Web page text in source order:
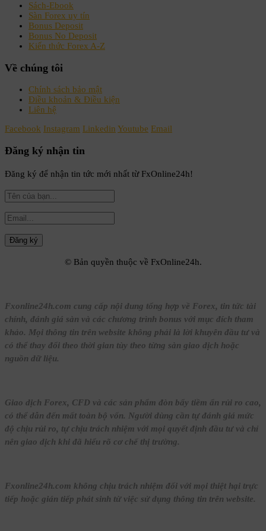
Sách-Ebook
Sàn Forex uy tín
Bonus Deposit
Bonus No Deposit
Kiến thức Forex A-Z
Về chúng tôi
Chính sách bảo mật
Điều khoản & Điều kiện
Liên hệ
Facebook Instagram Linkedin Youtube Email
Đăng ký nhận tin
Đăng ký để nhận tin tức mới nhất từ FxOnline24h!
© Bản quyền thuộc về FxOnline24h.
Fxonline24h.com cung cấp nội dung tổng hợp về Forex, tin tức tài
chính, đánh giá sàn và các chương trình bonus với mục đích tham
khảo. Mọi thông tin trên website không phải là lời khuyên đầu tư và
có thể thay đổi theo thời gian tùy theo từng sàn giao dịch hoặc
nguồn dữ liệu.
Giao dịch Forex, CFD và các sản phẩm đòn bẩy tiềm ẩn rủi ro cao,
có thể dẫn đến mất toàn bộ vốn. Người dùng cần tự đánh giá mức
độ chịu rủi ro, tự chịu trách nhiệm với mọi quyết định đầu tư và chỉ
nên giao dịch khi đã hiểu rõ cơ chế thị trường.
Fxonline24h.com không chịu trách nhiệm đối với mọi thiệt hại trực
tiếp hoặc gián tiếp phát sinh từ việc sử dụng thông tin trên website.